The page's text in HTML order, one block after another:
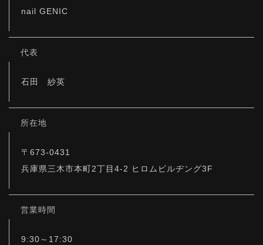
nail GENIC
代表
石田 紗英
所在地
〒673-0431
兵庫県三木市本町2丁目4-2 ヒロムビルヂング3F
営業時間
9:30～17:30